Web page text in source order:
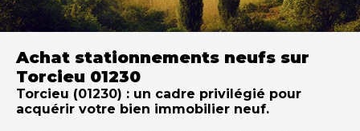
Achat stationnements neufs sur
Torcieu 01230
Torcieu (01230) : un cadre privilégié pour
acquérir votre bien immobilier neuf.